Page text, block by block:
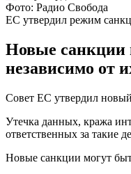
Фото: Радио Свобода
ЕС утвердил режим
Новые санкции
независимо от
Совет ЕС утвердил
Утечка данных, кража
ответственных за такие
Новые санкции могут